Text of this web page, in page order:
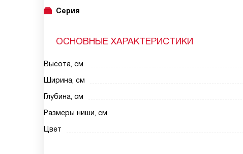
Серия
ОСНОВНЫЕ ХАРАКТЕРИСТИКИ
Высота, см
Ширина, см
Глубина, см
Размеры ниши, см
Цвет